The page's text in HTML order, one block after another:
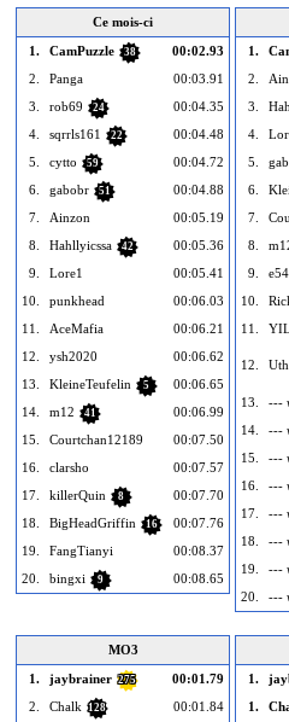
Ce mois-ci
1.
CamPuzzle 38
00:02.93
2.
Panga
00:03.91
3.
rob69 24
00:04.35
4.
sqrrls161 22
00:04.48
5.
cytto 59
00:04.72
6.
gabobr 51
00:04.88
7.
Ainzon
00:05.19
8.
Hahllyicssa 42
00:05.36
9.
Lore1
00:05.41
10.
punkhead
00:06.03
11.
AceMafia
00:06.21
12.
ysh2020
00:06.62
13.
KleineTeufelin 5
00:06.65
14.
m12 41
00:06.99
15.
Courtchan12189
00:07.50
16.
clarsho
00:07.57
17.
killerQuin 8
00:07.70
18.
BigHeadGriffin 16
00:07.76
19.
FangTianyi
00:08.37
20.
bingxi 9 00:08.65
1.
2.
3.
4.
5.
6.
7.
8.
9.
10.
11.
12.
13.
---
14.
---
15.
---
16.
---
17.
---
18.
---
19.
---
20.
---
MO3
1.
jaybrainer 275
00:01.79
2.
Chalk 128
00:01.84
1.
1.